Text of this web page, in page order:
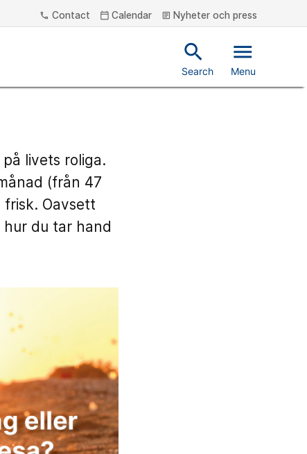
phone Contact calendar_today Calendar article Nyheter och press
search
Search
menu
Menu
livets roliga.
(från 47
Oavsett
hur du tar hand